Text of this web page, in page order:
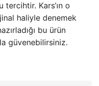
tercihtir. Kars’ın o
haliyle denemek
bu ürün
güvenebilirsiniz.